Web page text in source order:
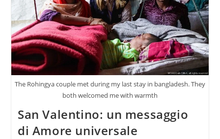
The Rohingya couple met during my last stay in bangladesh. They
both welcomed me with warmth
San Valentino: un messaggio
di Amore universale